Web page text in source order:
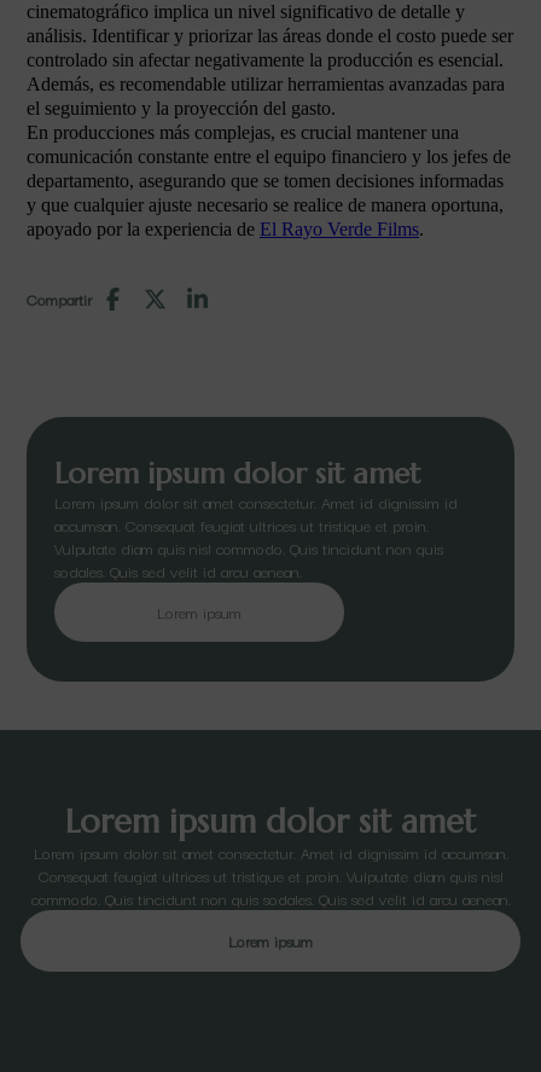
cinematográfico implica un nivel significativo de detalle y
análisis. Identificar y priorizar las áreas donde el costo puede ser
controlado sin afectar negativamente la producción es esencial.
Además, es recomendable utilizar herramientas avanzadas para
el seguimiento y la proyección del gasto.
En producciones más complejas, es crucial mantener una
comunicación constante entre el equipo financiero y los jefes de
departamento, asegurando que se tomen decisiones informadas
y que cualquier ajuste necesario se realice de manera oportuna,
apoyado por la experiencia de El Rayo Verde Films.
Compartir
Lorem ipsum dolor sit amet
Lorem ipsum dolor sit amet consectetur. Amet id dignissim id
accumsan. Consequat feugiat ultrices ut tristique et proin.
Vulputate diam quis nisl commodo. Quis tincidunt non quis
sodales. Quis sed velit id arcu aenean.
Lorem ipsum
Lorem ipsum dolor sit amet
Lorem ipsum dolor sit amet consectetur. Amet id dignissim id accumsan.
Consequat feugiat ultrices ut tristique et proin. Vulputate diam quis nisl
commodo. Quis tincidunt non quis sodales. Quis sed velit id arcu aenean.
Lorem ipsum